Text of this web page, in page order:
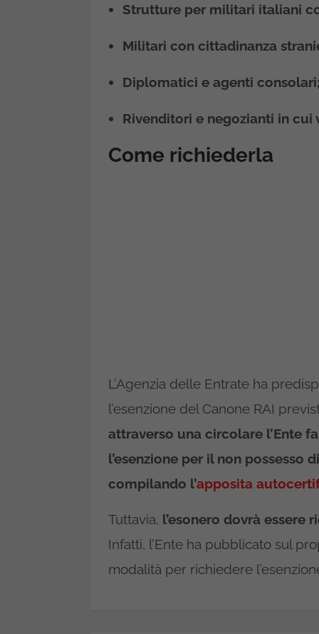
Strutture per militari italiani
Militari con cittadinanza
Diplomatici e agenti consolari;
Rivenditori e negozianti in
Come richiederla
L’Agenzia delle Entrate ha
l’esenzione del Canone RAI
attraverso una circolare l’Ente
l’esenzione per il non possesso
compilando l’apposita
Tuttavia, l’esonero dovrà essere
Infatti, l’Ente ha pubblicato sul
modalità per richiedere